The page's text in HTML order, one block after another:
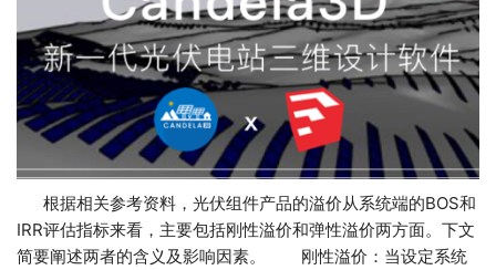
根据相关参考资料，光伏组件产品的溢价从系统端的BOS和
IRR评估指标来看，主要包括刚性溢价和弹性溢价两方面。下文
简要阐述两者的含义及影响因素。 刚性溢价：当设定系统